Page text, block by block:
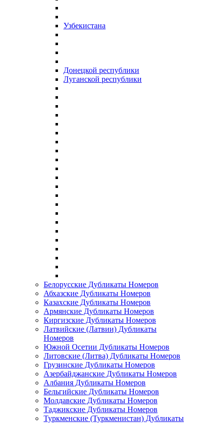
Узбекистана
Донецкой республики
Луганской республики
Белорусские Дубликаты Номеров
Абхазские Дубликаты Номеров
Казахские Дубликаты Номеров
Армянские Дубликаты Номеров
Киргизские Дубликаты Номеров
Латвийские (Латвии) Дубликаты
Номеров
Южной Осетии Дубликаты Номеров
Литовские (Литва) Дубликаты Номеров
Грузинские Дубликаты Номеров
Азербайджанские Дубликаты Номеров
Албания Дубликаты Номеров
Бельгийские Дубликаты Номеров
Молдавские Дубликаты Номеров
Таджикские Дубликаты Номеров
Туркменские (Туркменистан) Дубликаты